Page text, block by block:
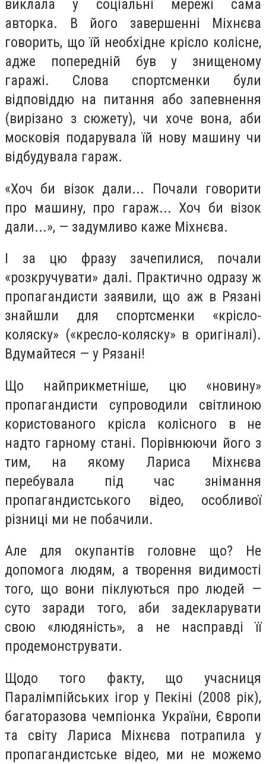
виклала у соціальні мережі сама
авторка. В його завершенні Міхнєва
говорить, що їй необхідне крісло колісне,
адже попередній був у знищеному
гаражі. Слова спортсменки були
відповіддю на питання або запевнення
(вирізано з сюжету), чи хоче вона, аби
московія подарувала їй нову машину чи
відбудувала гараж.
«Хоч би візок дали... Почали говорити
про машину, про гараж... Хоч би візок
дали...», — задумливо каже Міхнєва.
І за цю фразу зачепилися, почали
«розкручувати» далі. Практично одразу ж
пропагандисти заявили, що аж в Рязані
знайшли для спортсменки «крісло-
коляску» («кресло-коляску» в оригіналі).
Вдумайтеся — у Рязані!
Що найприкметніше, цю «новину»
пропагандисти супроводили світлиною
користованого крісла колісного в не
надто гарному стані. Порівнюючи його з
тим, на якому Лариса Міхнєва
перебувала під час знімання
пропагандистського відео, особливої
різниці ми не побачили.
Але для окупантів головне що? Не
допомога людям, а творення видимості
того, що вони піклуються про людей —
суто заради того, аби задекларувати
свою «людяність», а не насправді її
продемонструвати.
Щодо того факту, що учасниця
Паралімпійських ігор у Пекіні (2008 рік),
багаторазова чемпіонка України, Європи
та світу Лариса Міхнєва потрапила у
пропагандистське відео, ми не можемо